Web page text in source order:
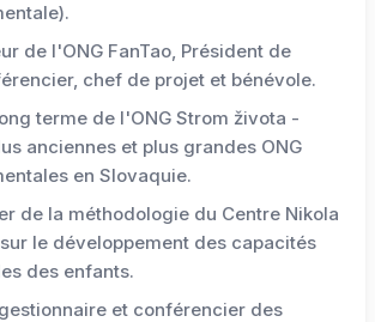
de l'ONG FanTao, Président de
chef de projet et bénévole.
terme de l'ONG Strom života -
anciennes et plus grandes ONG
en Slovaquie.
de la méthodologie du Centre Nikola
le développement des capacités
des enfants.
et conférencier des